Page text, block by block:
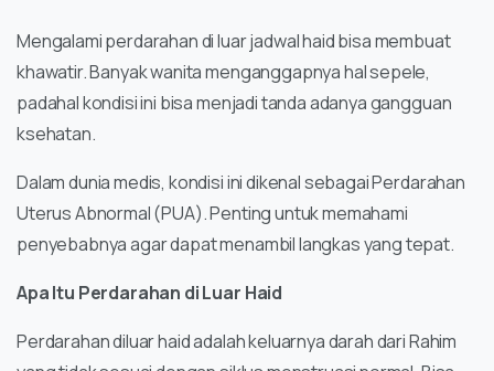
Mengalami perdarahan di luar jadwal haid bisa membuat
khawatir. Banyak wanita menganggapnya hal sepele,
padahal kondisi ini bisa menjadi tanda adanya gangguan
ksehatan.
Dalam dunia medis, kondisi ini dikenal sebagai Perdarahan
Uterus Abnormal (PUA). Penting untuk memahami
penyebabnya agar dapat menambil langkas yang tepat.
Apa Itu Perdarahan di Luar Haid
Perdarahan diluar haid adalah keluarnya darah dari Rahim